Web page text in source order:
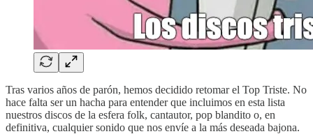
Tras varios años de parón, hemos decidido retomar el Top Triste. No
hace falta ser un hacha para entender que incluimos en esta lista
nuestros discos de la esfera folk, cantautor, pop blandito o, en
definitiva, cualquier sonido que nos envíe a la más deseada bajona.